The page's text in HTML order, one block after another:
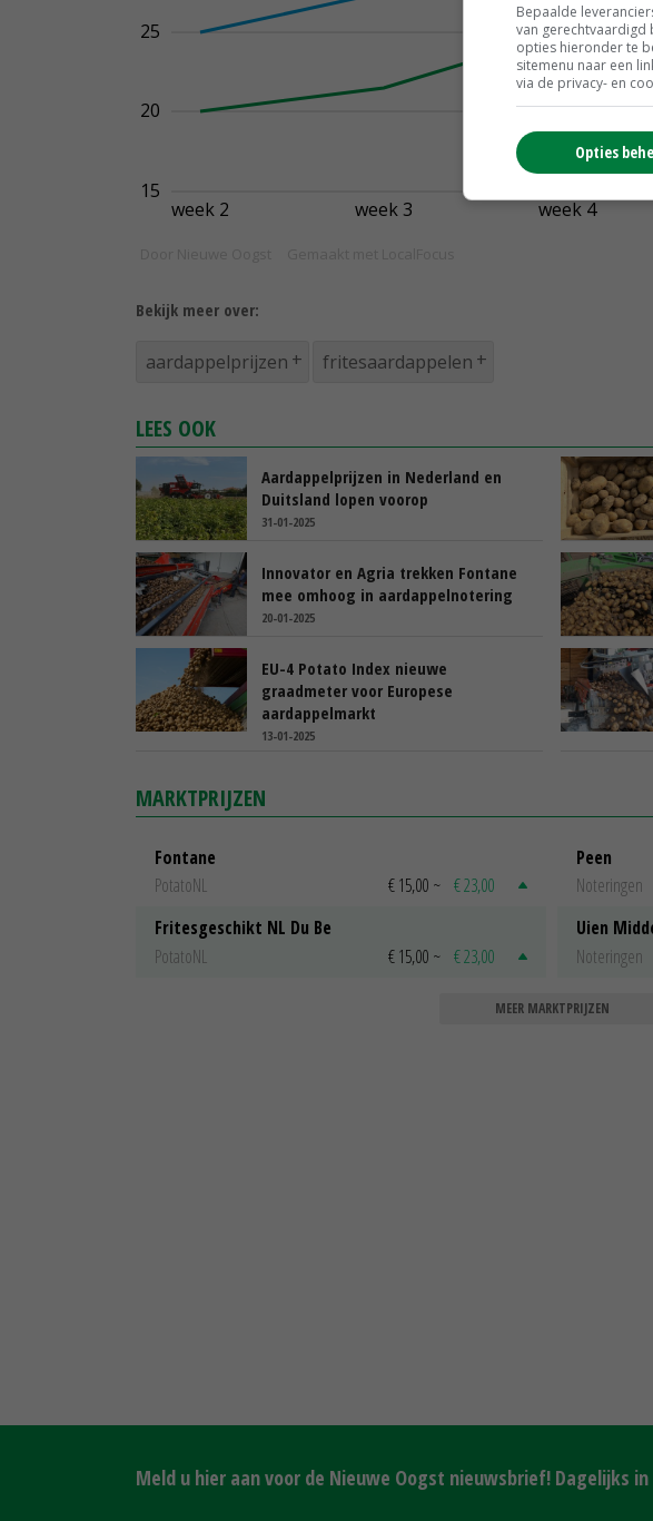
Bekijk meer over:
aardappelprijzen fritesaardappelen
LEES OOK
Aardappelprijzen in Nederland en
Duitsland lopen voorop
31-01-2025
Innovator en Agria trekken Fontane
mee omhoog in aardappelnotering
20-01-2025
EU-4 Potato Index nieuwe
graadmeter voor Europese
aardappelmarkt
13-01-2025
MARKTPRIJZEN
Fontane
PotatoNL
€ 15,00 ~ € 23,00
Fritesgeschikt NL Du Be
PotatoNL
€ 15,00 ~ € 23,00
Peen
Noteringen
Uien
Noteringen
MEER MARKTPRIJZEN
Meld u hier aan voor de Nieuwe Oogst nieuwsbrief! Dagelijks
Bepaalde
van gerechtvaardigd
opties hieronder te
sitemenu naar een
via de privacy- en
Opties